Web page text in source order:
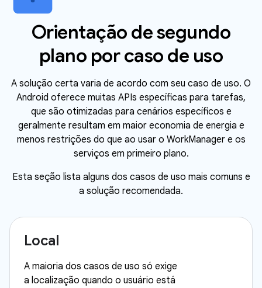
Orientação de segundo
plano por caso de uso
A solução certa varia de acordo com seu caso de uso. O
Android oferece muitas APIs específicas para tarefas,
que são otimizadas para cenários específicos e
geralmente resultam em maior economia de energia e
menos restrições do que ao usar o WorkManager e os
serviços em primeiro plano.
Esta seção lista alguns dos casos de uso mais comuns e
a solução recomendada.
Local
A maioria dos casos de uso só exige
a localização quando o usuário está